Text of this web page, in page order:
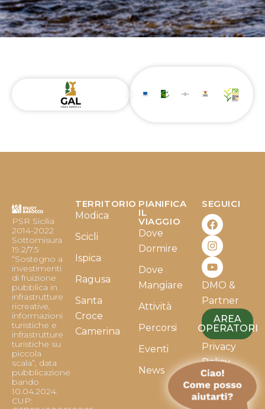
PSR Sicilia
2014-2022
Sottomisura
19.2/7.5
“Sostegno a
investimenti
di fruizione
pubblica in
infrastrutture
ricreative,
informazioni
turistiche e
infrastrutture
turistiche su
piccola
scala”, data
pubblicazione
bando
10.04.2024.
CUP:
TERRITORIO
Modica
Scicli
Ispica
Ragusa
Santa
Croce
Camerina
PIANIFICA
IL
VIAGGIO
Dove
Dormire
Dove
Mangiare
Attività
Percorsi
Eventi
News
SEGUICI
F
a
c
e
b
o
o
k
I
n
s
t
a
g
r
a
m
Y
o
u
t
u
b
e
DMO &
Partner
AREA
OPERATORI
Privacy
Policy
Cookie
Policy